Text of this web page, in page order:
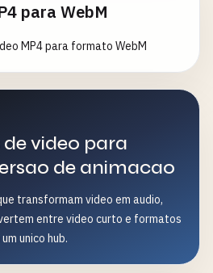
para WebM
MP4 para formato WebM
video para
de animacao
transformam video em audio,
entre video curto e formatos
unico hub.